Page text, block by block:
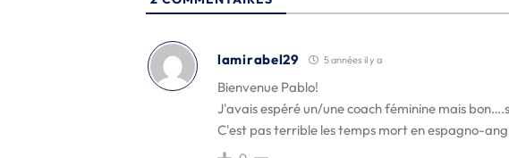
lamirabel29 5 années il y a
Bienvenue Pablo!
J'avais espéré un/une coach féminine mais
C'est pas terrible les temps mort en espagno-